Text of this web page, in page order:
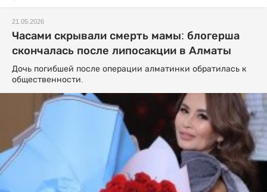
21.05.2026
Часами скрывали смерть мамы: блогерша
скончалась после липосакции в Алматы
Дочь погибшей после операции алматинки обратилась к
общественности.